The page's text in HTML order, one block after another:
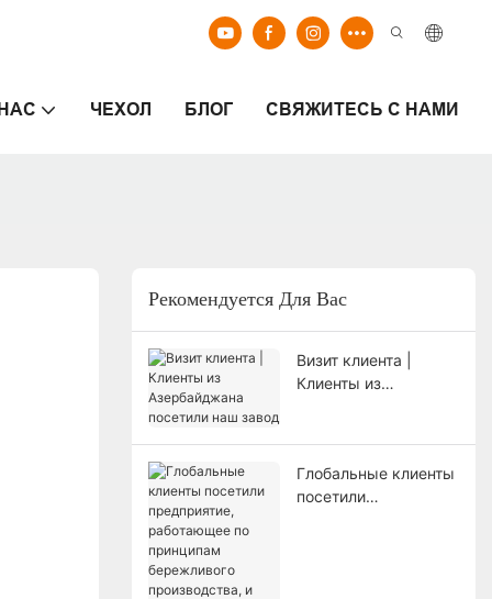
ЧЕХОЛ БЛОГ СВЯЖИТЕСЬ С НАМИ
Рекомендуется Для Вас
Визит клиента |
Клиенты из
Глобальные клиенты
посетили